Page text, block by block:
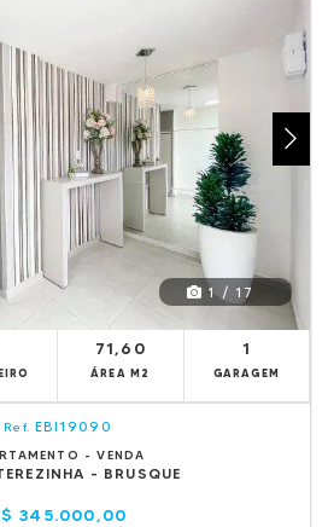
1 / 17
71,60
ÁREA M2
1
GARAGEM
Ref. EBI19090
- VENDA
- BRUSQUE
345.000,00